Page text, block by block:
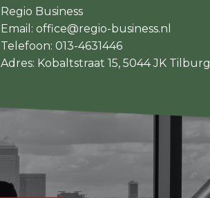
Regio Business
Email: office@regio-business.nl
Telefoon: 013-4631446
Adres: Kobaltstraat 15, 5044 JK Tilburg